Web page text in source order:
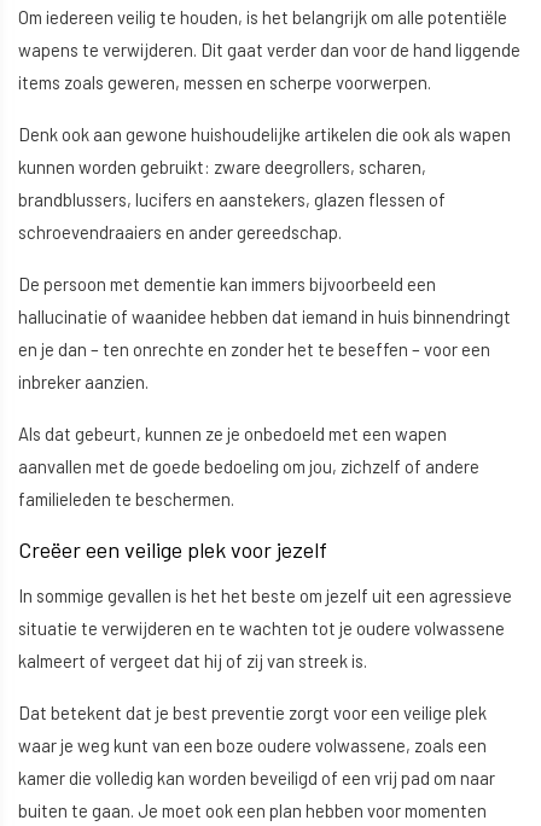
Om iedereen veilig te houden, is het belangrijk om alle potentiële
wapens te verwijderen. Dit gaat verder dan voor de hand liggende
items zoals geweren, messen en scherpe voorwerpen.
Denk ook aan gewone huishoudelijke artikelen die ook als wapen
kunnen worden gebruikt: zware deegrollers, scharen,
brandblussers, lucifers en aanstekers, glazen flessen of
schroevendraaiers en ander gereedschap.
De persoon met dementie kan immers bijvoorbeeld een
hallucinatie of waanidee hebben dat iemand in huis binnendringt
en je dan – ten onrechte en zonder het te beseffen – voor een
inbreker aanzien.
Als dat gebeurt, kunnen ze je onbedoeld met een wapen
aanvallen met de goede bedoeling om jou, zichzelf of andere
familieleden te beschermen.
Creëer een veilige plek voor jezelf
In sommige gevallen is het het beste om jezelf uit een agressieve
situatie te verwijderen en te wachten tot je oudere volwassene
kalmeert of vergeet dat hij of zij van streek is.
Dat betekent dat je best preventie zorgt voor een veilige plek
waar je weg kunt van een boze oudere volwassene, zoals een
kamer die volledig kan worden beveiligd of een vrij pad om naar
buiten te gaan. Je moet ook een plan hebben voor momenten